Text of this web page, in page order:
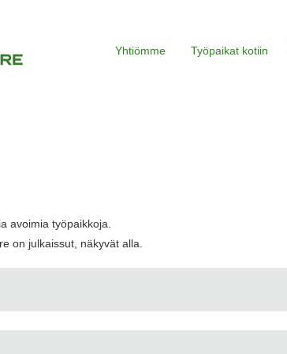
Yhtiömme Työpaikat kotiin
avoimia työpaikkoja.
on julkaissut, näkyvät alla.